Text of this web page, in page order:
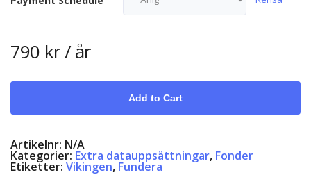
790 kr/ år
Add to Cart
Artikelnr: N/A
Kategorier: Extra datauppsättningar, Fonder
Etiketter: Vikingen, Fundera